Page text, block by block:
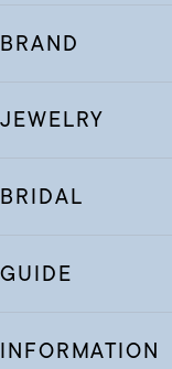
BRAND
JEWELRY
BRIDAL
GUIDE
INFORMATION